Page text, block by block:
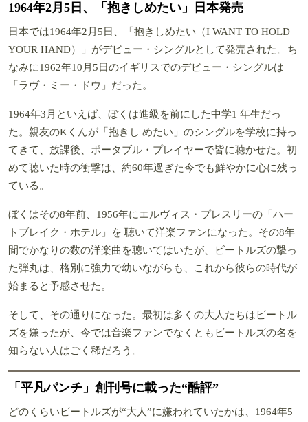
1964年2月5日、「抱きしめたい」日本発売
日本では1964年2月5日、「抱きしめたい（I WANT TO HOLD
YOUR HAND）」がデビュー・シングルとして発売された。ち
なみに1962年10月5日のイギリスでのデビュー・シングルは
「ラヴ・ミー・ドウ」だった。
1964年3月といえば、ぼくは進級を前にした中学1 年生だっ
た。親友のKくんが「抱きし めたい」のシングルを学校に持っ
てきて、放課後、ポータブル・プレイヤーで皆に聴かせた。初
めて聴いた時の衝撃は、約60年過ぎた今でも鮮やかに心に残っ
ている。
ぼくはその8年前、1956年にエルヴィス・プレスリーの「ハー
トブレイク・ホテル」を 聴いて洋楽ファンになった。その8年
間でかなりの数の洋楽曲を聴いてはいたが、ビートルズの撃っ
た弾丸は、格別に強力で幼いながらも、これから彼らの時代が
始まると予感させた。
そして、その通りになった。最初は多くの大人たちはビートル
ズを嫌ったが、今では音楽ファンでなくともビートルズの名を
知らない人はごく稀だろう。
「平凡パンチ」創刊号に載った“酷評”
どのくらいビートルズが“大人”に嫌われていたかは、1964年5